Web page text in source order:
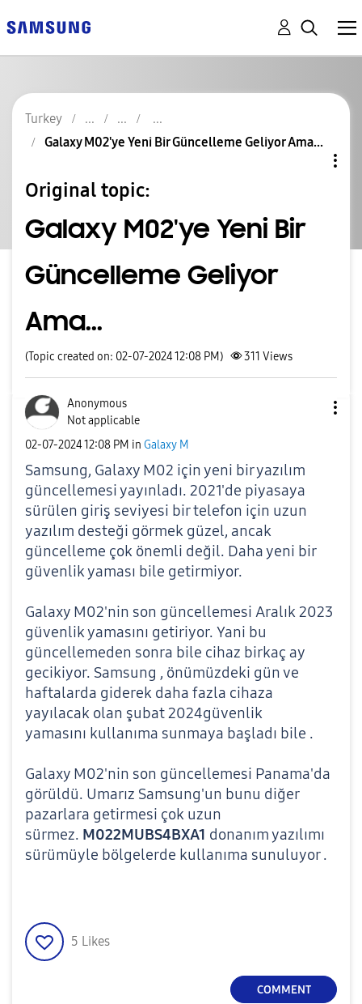
Turkey
Galaxy M02'ye Yeni Bir Güncelleme Geliyor Ama...
Original topic:
Galaxy M02'ye Yeni Bir
Güncelleme Geliyor
Ama...
(Topic created on: 02-07-2024 12:08 PM) 311 Views
Anonymous
Not applicable
‎02-07-202412:08 PM in Galaxy M
Samsung, Galaxy M02 için yeni bir yazılım
güncellemesi yayınladı. 2021'de piyasaya
sürülen giriş seviyesi bir telefon için uzun
yazılım desteği görmek güzel, ancak
güncelleme çok önemli değil. Daha yeni bir
güvenlik yaması bile getirmiyor.
Galaxy M02'nin son güncellemesi Aralık 2023
güvenlik yamasını getiriyor. Yani bu
güncellemeden sonra bile cihaz birkaç ay
gecikiyor. Samsung , önümüzdeki gün ve
haftalarda giderek daha fazla cihaza
yayılacak olan şubat 2024güvenlik
yamasını kullanıma sunmaya başladı bile .
Galaxy M02'nin son güncellemesi Panama'da
görüldü. Umarız Samsung'un bunu diğer
pazarlara getirmesi çok uzun
sürmez. M022MUBS4BXA1 donanım yazılımı
sürümüyle bölgelerde kullanıma sunuluyor .
5 Likes
COMMENT